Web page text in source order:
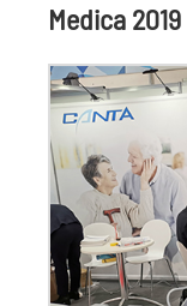
Medica 2019